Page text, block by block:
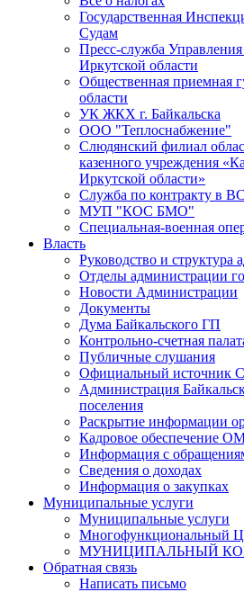
Государственная
Судам
Пресс-служба Управления
Иркутской области
Общественная приемная
области
УК ЖКХ г. Байкальска
ООО "Теплоснабжение"
Слюдянский филиал
казенного учреждения
Иркутской области»
Служба по контракту в
МУП "КОС БМО"
Специальная-военная
Власть
Руководство и структура
Отделы администрации
Новости Администрации
Документы
Дума Байкальского ГП
Контрольно-счетная
Публичные слушания
Официальный источник
Администрация
поселения
Раскрытие информации
Кадровое обеспечение
Информация с
Сведения о доходах
Информация о закупках
Муниципальные услуги
Муниципальные услуги
Многофункциональный
МУНИЦИПАЛЬНЫЙ
Обратная связь
Написать письмо